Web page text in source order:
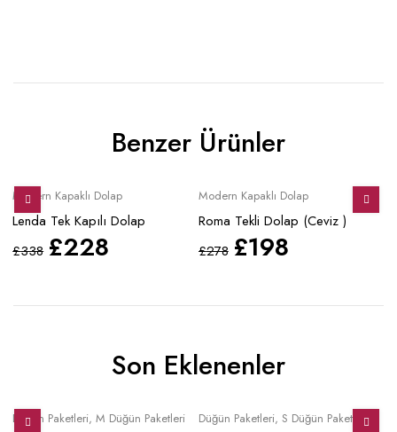
Benzer Ürünler
Sale
Modern Kapaklı Dolap
Lenda Tek Kapılı Dolap
£338 £228
Modern Kapaklı Dolap
Roma Tekli Dolap (Ceviz )
£278 £198
Son Eklenenler
Sale
Düğün Paketleri,M Düğün Paketleri Düğün Paketleri,S Düğün Paketleri